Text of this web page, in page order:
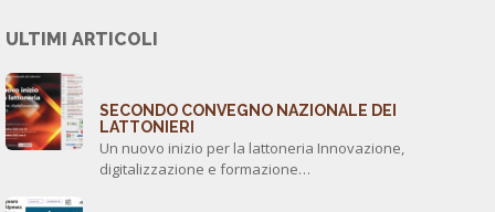
ULTIMI ARTICOLI
SECONDO CONVEGNO NAZIONALE DEI
LATTONIERI
Un nuovo inizio per la lattoneria Innovazione,
digitalizzazione e formazione…